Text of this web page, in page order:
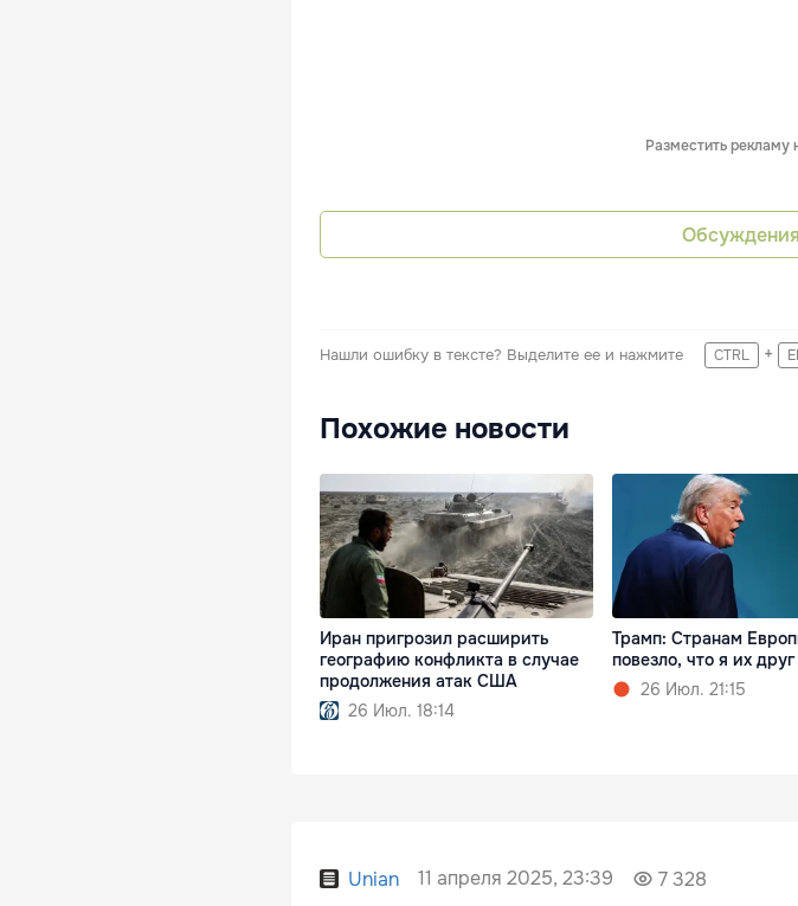
Разместить рекламу
Обсуждения
Нашли ошибку в тексте? Выделите ее и нажмите CTRL +
Похожие новости
Иран пригрозил расширить
географию конфликта в случае
продолжения атак США
26 Июл. 18:14
Трамп: Cтранам
повезло, что я их друг
26 Июл. 21:15
Unian 11 апреля 2025, 23:39 7 328